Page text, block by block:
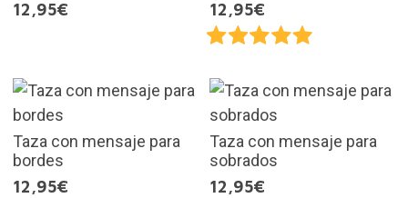
12,95€
12,95€
Taza con mensaje para
bordes
12,95€
Taza con mensaje para
sobrados
12,95€